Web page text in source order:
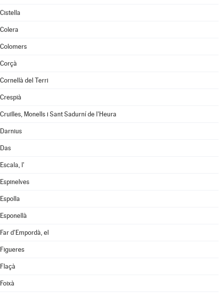
Cistella
Colera
Colomers
Corçà
Cornellà del Terri
Crespià
Cruïlles, Monells i Sant Sadurní de l'Heura
Darnius
Das
Escala, l'
Espinelves
Espolla
Esponellà
Far d'Empordà, el
Figueres
Flaçà
Foixà